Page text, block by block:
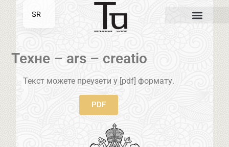
Техне – ars – creatio
Текст можете преузети у [pdf] формату.
PDF
SR
EN